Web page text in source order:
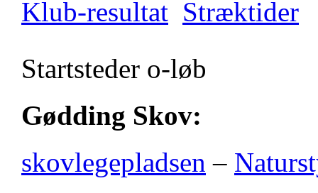
Klub-resultat Stræktider
Startsteder o-løb
Gødding Skov:
skovlegepladsen –